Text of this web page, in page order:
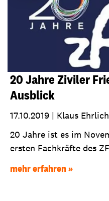
20 Jahre Ziviler
Ausblick
17.10.2019 | Klaus Ehrlich
20 Jahre ist es im
ersten Fachkräfte des
mehr erfahren